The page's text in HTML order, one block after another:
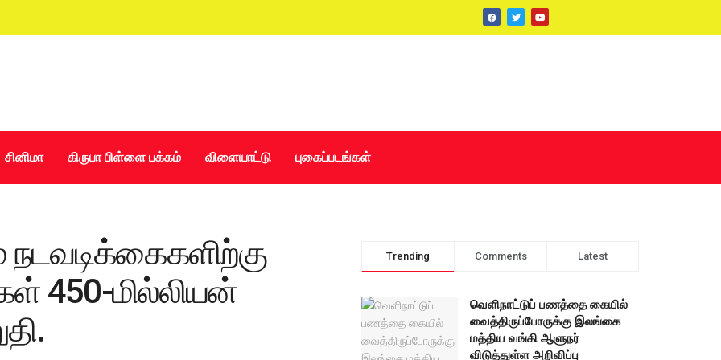
சினிமா கிருபா பிள்ளை பக்கம் விளையாட்டு புகைப்படங்கள்
450-மில்லியன்
Trending Comments Latest
வெளிநாட்டுப் பணத்தை கையில்
வைத்திருப்போருக்கு இலங்கை
மத்திய வங்கி ஆளுநர்
விடுத்துள்ள அறிவிப்பு